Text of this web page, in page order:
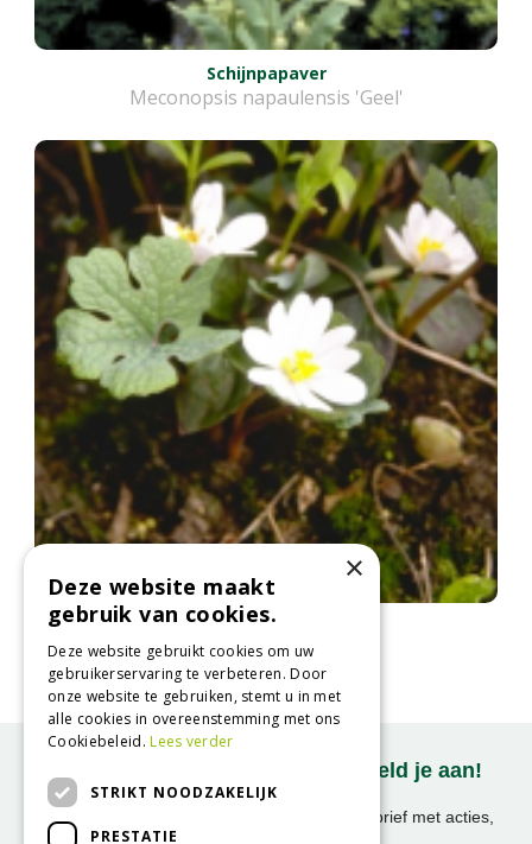
Schijnpapaver
Meconopsis napaulensis 'Geel'
Bloedwortel
Sanguinaria canadensis
Onze nieuwsbrief ontvangen? Meld je aan!
Ontvang ongeveer 1x per week onze nieuwsbrief met acties,
×
Deze website maakt
gebruik van cookies.
Deze website gebruikt cookies om uw
gebruikerservaring te verbeteren. Door
onze website te gebruiken, stemt u in met
alle cookies in overeenstemming met ons
Cookiebeleid.Lees verder
STRIKT NOODZAKELIJK
PRESTATIE